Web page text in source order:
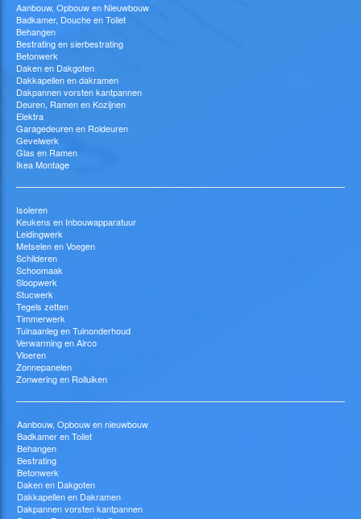
Aanbouw, Opbouw en Nieuwbouw
Badkamer, Douche en Toilet
Behangen
Bestrating en sierbestrating
Betonwerk
Daken en Dakgoten
Dakkapellen en dakramen
Dakpannen vorsten kantpannen
Deuren, Ramen en Kozijnen
Elektra
Garagedeuren en Roldeuren
Gevelwerk
Glas en Ramen
Ikea Montage
Isoleren
Keukens en Inbouwapparatuur
Leidingwerk
Metselen en Voegen
Schilderen
Schoomaak
Sloopwerk
Stucwerk
Tegels zetten
Timmerwerk
Tuinaanleg en Tuinonderhoud
Verwarming en Airco
Vloeren
Zonnepanelen
Zonwering en Rolluiken
Aanbouw, Opbouw en nieuwbouw
Badkamer en Toilet
Behangen
Bestrating
Betonwerk
Daken en Dakgoten
Dakkapellen en Dakramen
Dakpannen vorsten kantpannen